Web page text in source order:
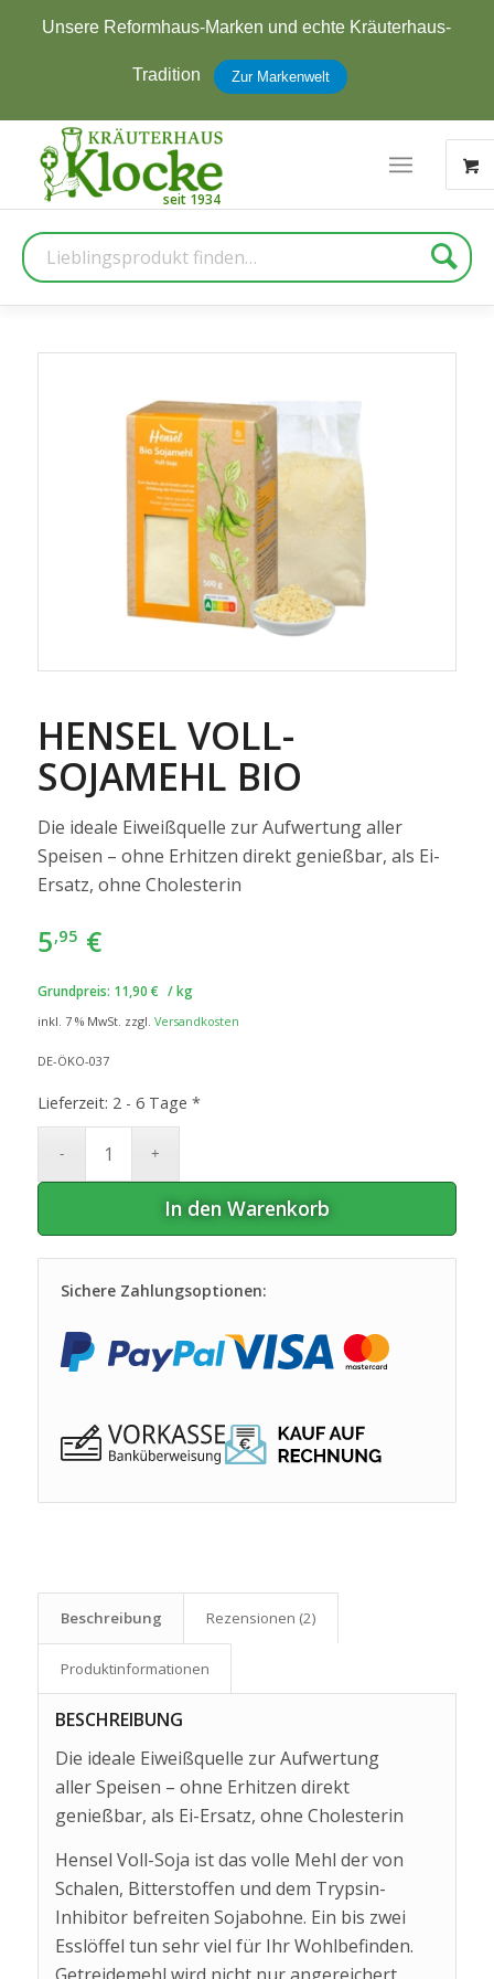
Unsere Reformhaus-Marken und echte Kräuterhaus-
Tradition Zur Markenwelt
Suche
HENSEL VOLL-
SOJAMEHL BIO
Die ideale Eiweißquelle zur Aufwertung aller
Speisen – ohne Erhitzen direkt genießbar, als Ei-
Ersatz, ohne Cholesterin
5,95 €
Grundpreis: 11,90 € /kg
inkl. 7 % MwSt. zzgl. Versandkosten
DE-ÖKO-037
Lieferzeit: 2 - 6 Tage *
In den Warenkorb
Sichere Zahlungsoptionen:
Beschreibung Rezensionen (2)
Produkt­informationen
BESCHREIBUNG
Die ideale Eiweißquelle zur Aufwertung
aller Speisen – ohne Erhitzen direkt
genießbar, als Ei-Ersatz, ohne Cholesterin
Hensel Voll-Soja ist das volle Mehl der von
Schalen, Bitterstoffen und dem Trypsin-
Inhibitor befreiten Sojabohne. Ein bis zwei
Esslöffel tun sehr viel für Ihr Wohlbefinden.